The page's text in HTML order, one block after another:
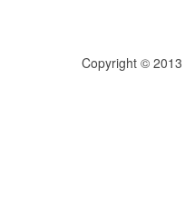
Copyright © 2013